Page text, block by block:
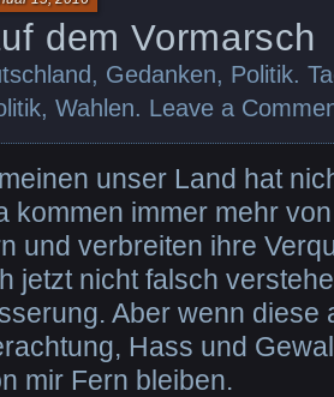
dem Vormarsch
, Gedanken, Politik.
, Wahlen. Leave a
unser Land hat
kommen immer mehr
und verbreiten ihre
jetzt nicht falsch
Aber wenn diese
Hass und
mir Fern bleiben.